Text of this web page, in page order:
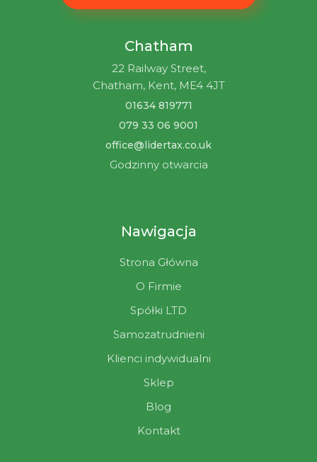
Chatham
22 Railway Street,
Chatham, Kent, ME4 4JT
01634 819771
079 33 06 9001
office@lidertax.co.uk
Godzinny otwarcia
Nawigacja
Strona Główna
O Firmie
Spółki LTD
Samozatrudnieni
Klienci indywidualni
Sklep
Blog
Kontakt